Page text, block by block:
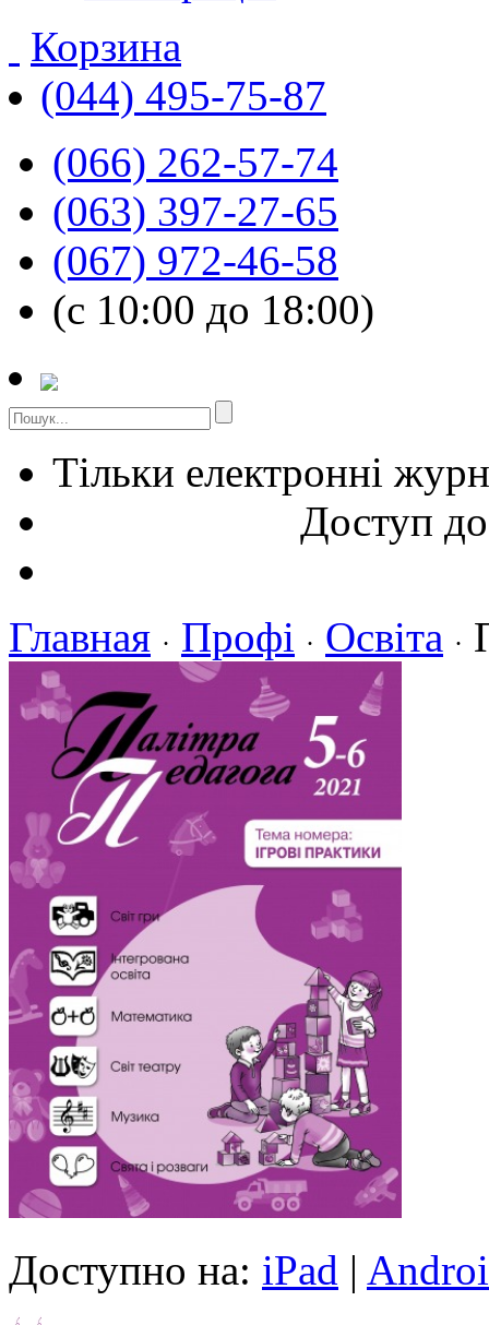
Корзина
(044) 495-75-87
(066) 262-57-74
(063) 397-27-65
(067) 972-46-58
(с 10:00 до 18:00)
Тільки електронні
Доступ
Главная · Профі · Освіта ·
Доступно на: iPad |